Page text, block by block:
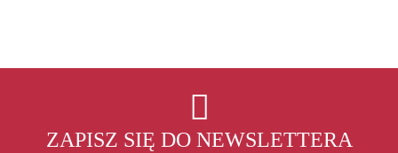
ZAPISZ SIĘ DO NEWSLETTERA